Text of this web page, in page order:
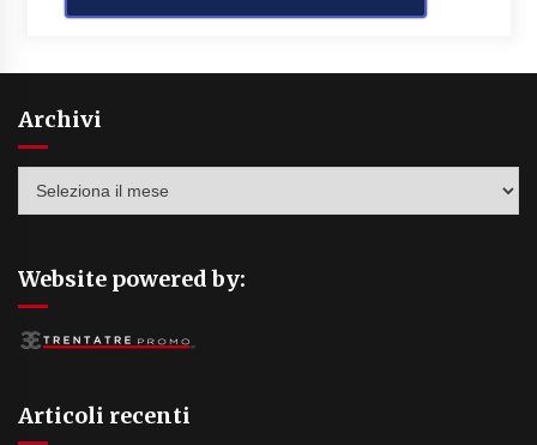
Archivi
Website powered by:
Articoli recenti